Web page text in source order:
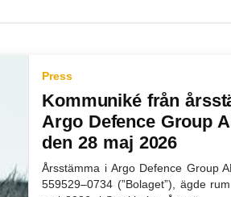
Press
Kommuniké från
Argo Defence Group
den 28 maj 2026
Årsstämma i Argo Defence Group
559529–0734 (”Bolaget”), ägde